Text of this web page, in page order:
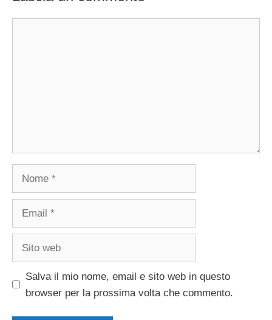
Salva il mio nome, email e sito web in questo
browser per la prossima volta che commento.